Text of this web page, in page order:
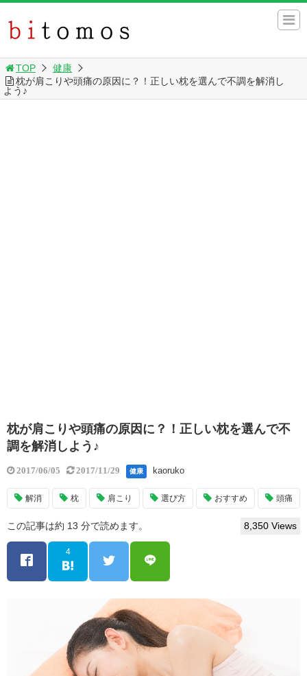
TOP
健康
枕が肩こりや頭痛の原因に？！正しい枕を選んで不調を解消し
よう♪
枕が肩こりや頭痛の原因に？！正しい枕を選んで不
調を解消しよう♪
2017/06/05 2017/11/29 健康 kaoruko
解消 枕 肩こり 選び方 おすすめ 頭痛
この記事は約 13 分で読めます。 8,350 Views
4